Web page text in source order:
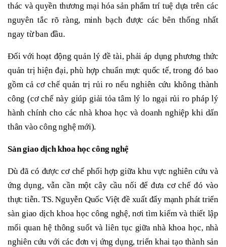
thác và quyền thương mại hóa sản phẩm trí tuệ dựa trên các
nguyên tắc rõ ràng, minh bạch được các bên thống nhất
ngay từ ban đầu.
Đối với hoạt động quản lý đề tài, phải áp dụng phương thức
quản trị hiện đại, phù hợp chuẩn mực quốc tế, trong đó bao
gồm cả cơ chế quản trị rủi ro nếu nghiên cứu không thành
công (cơ chế này giúp giải tỏa tâm lý lo ngại rủi ro pháp lý
hành chính cho các nhà khoa học và doanh nghiệp khi dấn
thân vào công nghệ mới).
Sàn giao dịch khoa học công nghệ
Dù đã có được cơ chế phối hợp giữa khu vực nghiên cứu và
ứng dụng, vẫn cần một cây cầu nối để đưa cơ chế đó vào
thực tiễn. TS. Nguyễn Quốc Việt đề xuất đẩy mạnh phát triển
sàn giao dịch khoa học công nghệ, nơi tìm kiếm và thiết lập
mối quan hệ thông suốt và liên tục giữa nhà khoa học, nhà
nghiên cứu với các đơn vị ứng dụng, triển khai tạo thành sản